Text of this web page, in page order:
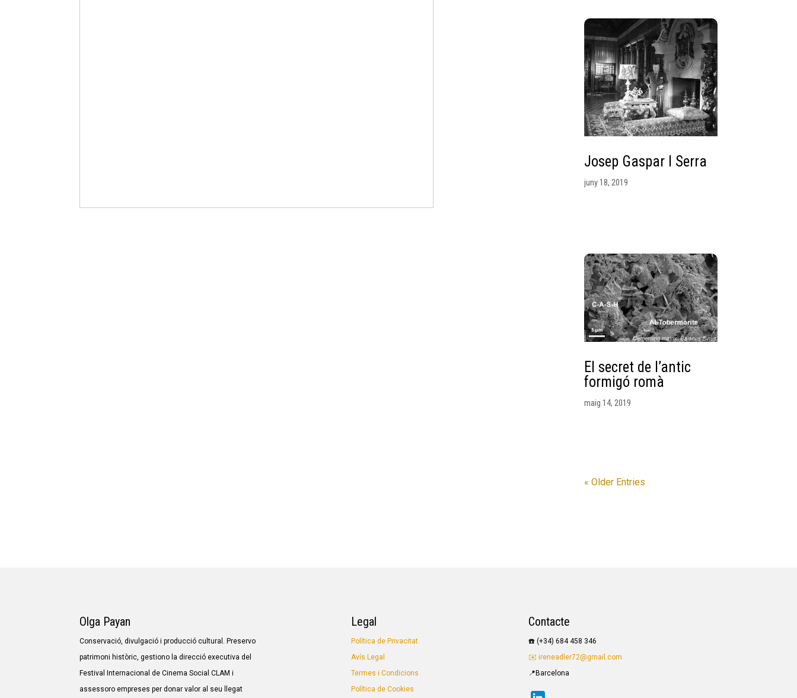
Josep Gaspar I Serra
juny 18, 2019
El secret de l’antic
formigó romà
maig 14, 2019
« Older Entries
Olga Payan
Conservació, divulgació i producció cultural. Preservo
patrimoni històric, gestiono la direcció executiva del
Festival Internacional de Cinema Social CLAM i
assessoro empreses per donar valor al seu llegat
Legal
Política de Privacitat
Avís Legal
Termes i Condicions
Política de Cookies
Contacte
☎️ (+34) 684 458 346
✉️ ireneadler72@gmail.com
📍Barcelona